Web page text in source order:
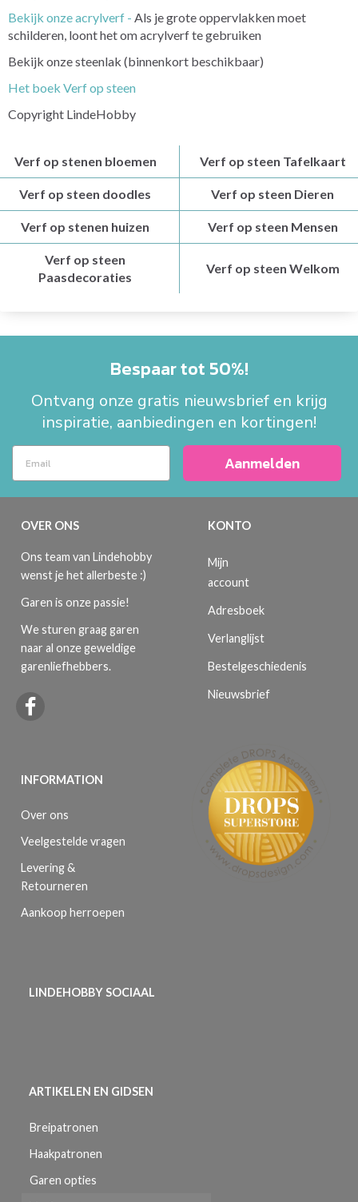
Bekijk onze acrylverf - Als je grote oppervlakken moet
schilderen, loont het om acrylverf te gebruiken
Bekijk onze steenlak (binnenkort beschikbaar)
Het boek Verf op steen
Copyright LindeHobby
Verf op stenen bloemen Verf op steen Tafelkaart
Verf op steen doodles Verf op steen Dieren
Verf op stenen huizen Verf op steen Mensen
Verf op steen
Paasdecoraties
Verf op steen Welkom
Bespaar tot 50%!
Ontvang onze gratis nieuwsbrief en krijg
inspiratie, aanbiedingen en kortingen!
Aanmelden
OVER ONS
Ons team van Lindehobby
wenst je het allerbeste :)
Garen is onze passie!
We sturen graag garen
naar al onze geweldige
garenliefhebbers.
INFORMATION
Over ons
Veelgestelde vragen
Levering &
Retourneren
Aankoop herroepen
KONTO
Mijn
account
Adresboek
Verlanglijst
Bestelgeschiedenis
Nieuwsbrief
LINDEHOBBY SOCIAAL
ARTIKELEN EN GIDSEN
Breipatronen
Haakpatronen
Garen opties